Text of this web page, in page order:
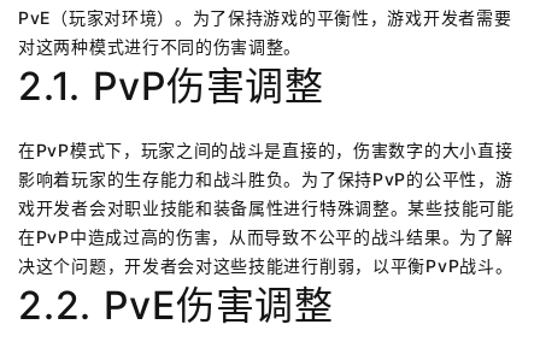
PvE（玩家对环境）。为了保持游戏的平衡性，游戏开发者需要
对这两种模式进行不同的伤害调整。
2.1. PvP伤害调整
在PvP模式下，玩家之间的战斗是直接的，伤害数字的大小直接
影响着玩家的生存能力和战斗胜负。为了保持PvP的公平性，游
戏开发者会对职业技能和装备属性进行特殊调整。某些技能可能
在PvP中造成过高的伤害，从而导致不公平的战斗结果。为了解
决这个问题，开发者会对这些技能进行削弱，以平衡PvP战斗。
2.2. PvE伤害调整